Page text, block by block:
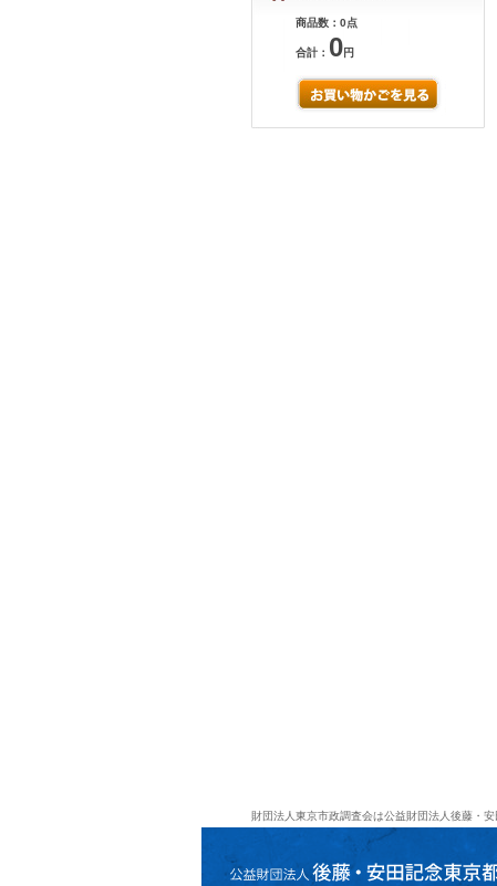
商品数：0点
合計： 0円
財団法人東京市政調査会は公益財団法人後藤・